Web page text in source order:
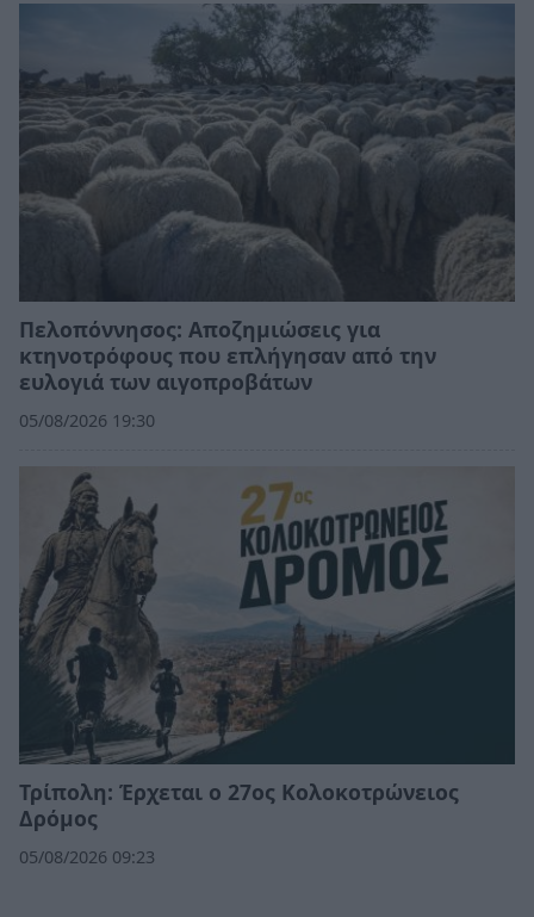
Πελοπόννησος: Αποζημιώσεις για
κτηνοτρόφους που επλήγησαν από την
ευλογιά των αιγοπροβάτων
05/08/2026 19:30
Τρίπολη: Έρχεται ο 27ος Κολοκοτρώνειος
Δρόμος
05/08/2026 09:23